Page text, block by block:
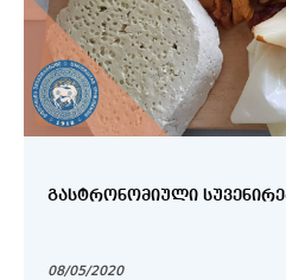
ᲒᲐᲡᲢᲠᲝᲜᲝᲛᲘᲣᲚᲘ
08/05/2020